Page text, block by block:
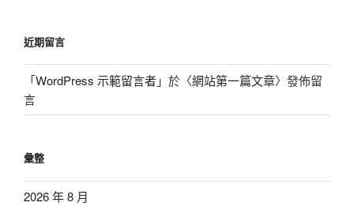
近期留言
「WordPress 示範留言者」於〈網站第一篇文章〉發佈留
言
彙整
2026 年 8 月